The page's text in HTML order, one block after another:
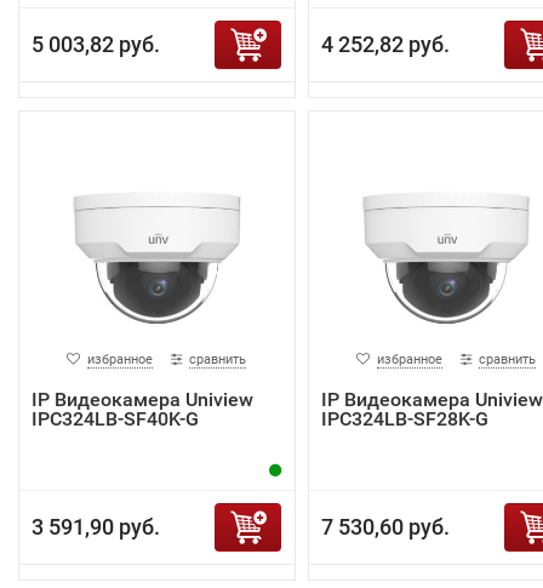
5 003,82 руб. 4 252,82 руб.
избранное сравнить
IP Видеокамера Uniview
IPC324LB-SF40K-G
3 591,90 руб.
избранное сравнить
IP Видеокамера Uniview
IPC324LB-SF28K-G
7 530,60 руб.